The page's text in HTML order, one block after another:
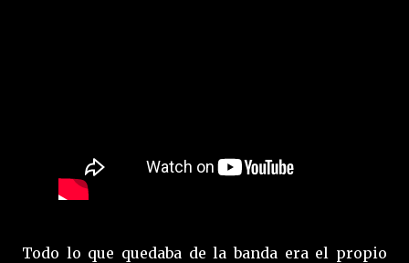
Todo lo que quedaba de la banda era el propio